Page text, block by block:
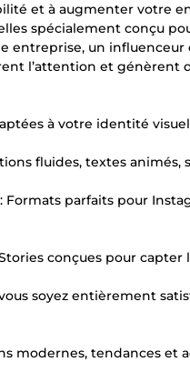
et à augmenter votre
spécialement conçu
entreprise, un
l’attention et génèrent
à votre identité
fluides, textes
parfaits pour
conçues pour
soyez entièrement
modernes, tendances et